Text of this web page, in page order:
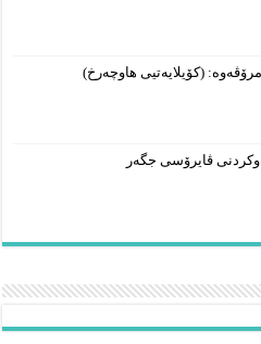
مرۆڤەوە: (کۆیلایەتیی هاوچەرخ)
ڤایرۆسی جگەر